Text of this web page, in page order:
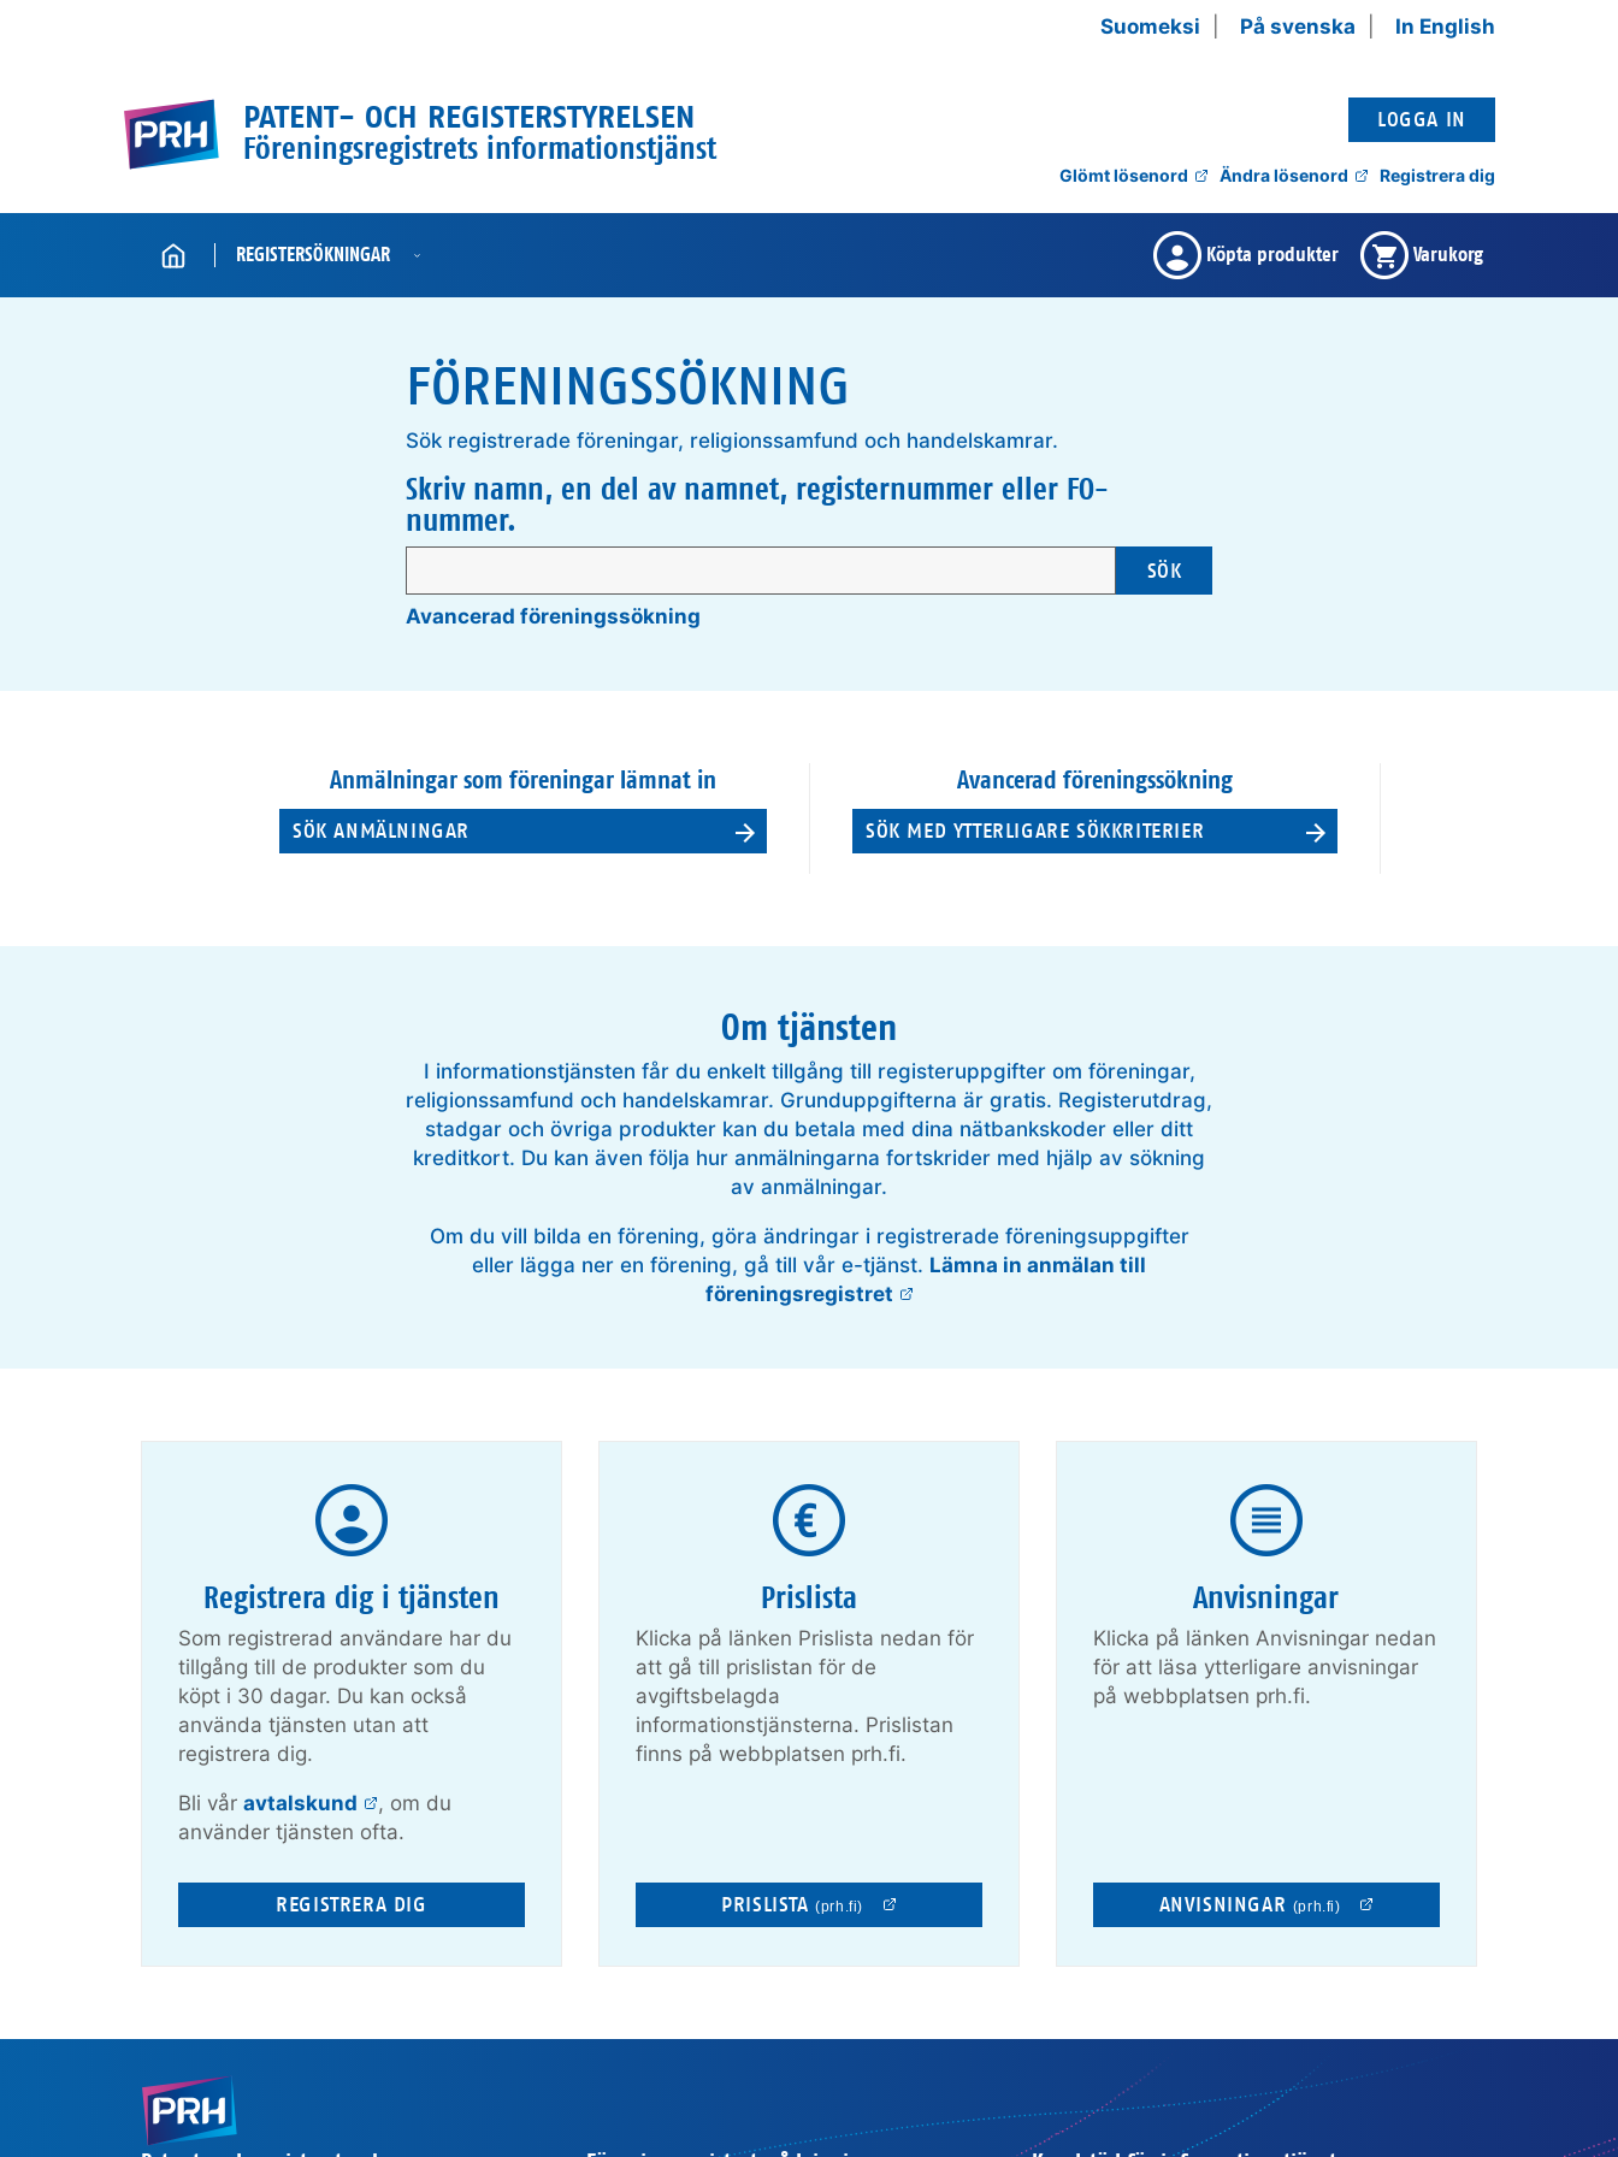
Suomeksi På svenska In English
PATENT- OCH REGISTERSTYRELSEN
Föreningsregistrets informationstjänst
Glömt lösenord Ändra lösenord Registrera dig
REGISTERSÖKNINGAR
Det finns inga köpta produkter ,
Köpta produkter Varukorgen är tom ,
Varukorg
FÖRENINGSSÖKNING
Sök registrerade föreningar, religionssamfund och handelskamrar.
Skriv namn, en del av namnet, registernummer eller FO-
nummer.
SÖK
Avancerad föreningssökning
Anmälningar som föreningar lämnat in
SÖK ANMÄLNINGAR
Avancerad föreningssökning
SÖK MED YTTERLIGARE SÖKKRITERIER
Om tjänsten
I informationstjänsten får du enkelt tillgång till registeruppgifter om föreningar,
religionssamfund och handelskamrar. Grunduppgifterna är gratis. Registerutdrag,
stadgar och övriga produkter kan du betala med dina nätbankskoder eller ditt
kreditkort. Du kan även följa hur anmälningarna fortskrider med hjälp av sökning
av anmälningar.
Om du vill bilda en förening, göra ändringar i registrerade föreningsuppgifter
eller lägga ner en förening, gå till vår e-tjänst. Lämna in anmälan till
föreningsregistret
Registrera dig i tjänsten
Som registrerad användare har du
tillgång till de produkter som du
köpt i 30 dagar. Du kan också
använda tjänsten utan att
registrera dig.
Bli vår avtalskund
, om du
använder tjänsten ofta.
REGISTRERA DIG
Prislista
Klicka på länken Prislista nedan för
att gå till prislistan för de
avgiftsbelagda
informationstjänsterna. Prislistan
finns på webbplatsen prh.fi.
PRISLISTA(prh.fi)
Anvisningar
Klicka på länken Anvisningar nedan
för att läsa ytterligare anvisningar
på webbplatsen prh.fi.
ANVISNINGAR (prh.fi)